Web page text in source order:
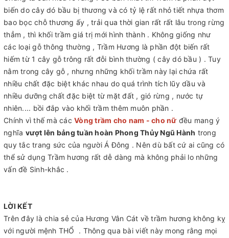
biến do cây dó bầu bị thương và có tỷ lệ rất nhỏ tiết nhựa thơm
bao bọc chỗ thương ấy , trải qua thời gian rất rất lâu trong rừng
thẳm , thì khối trầm giá trị mới hình thành . Không giống như
các loại gỗ thông thường , Trầm Hương là phần đột biến rất
hiếm từ 1 cây gỗ trông rất đỗi bình thường ( cây dó bầu ) . Tuy
nằm trong cây gỗ , nhưng những khối trầm này lại chứa rất
nhiều chất đặc biệt khác nhau do quá trình tích lũy dầu và
nhiều dưỡng chất đặc biệt từ mặt đất , gió rừng , nước tự
nhiên.... bồi đắp vào khối trầm thêm muôn phần .
Chính vì thế mà các Vòng trầm cho nam - cho nữ đều mang ý
nghĩa vượt lên bảng tuần hoàn Phong Thủy Ngũ Hành trong
quy tắc trang sức của người Á Đông . Nên dù bất cứ ai cũng có
thể sử dụng Trầm hương rất dễ dàng mà không phải lo những
vấn đề Sinh-khắc .
LỜI KẾT
Trên đây là chia sẻ của Hương Vân Cát về trầm hương không kỵ
với người mệnh THỔ . Thông qua bài viết này mong rằng mọi